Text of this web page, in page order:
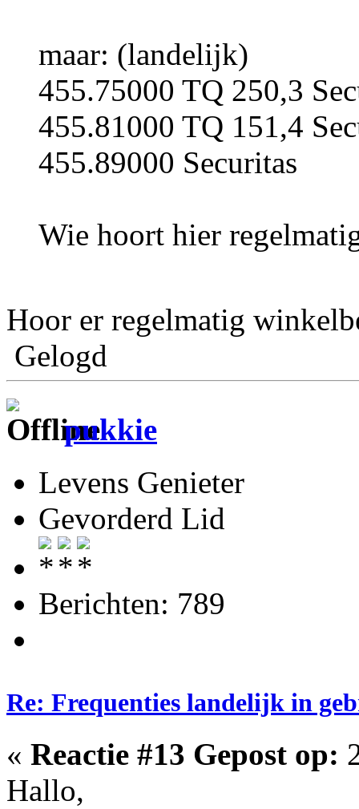
maar: (landelijk)
455.75000 TQ 250,3
455.81000 TQ 151,4
455.89000 Securitas
Wie hoort hier
Hoor er regelmatig
Gelogd
pukkie
Levens Genieter
Gevorderd Lid
Berichten: 789
Re: Frequenties landelijk in
« Reactie #13 Gepost op:
Hallo,